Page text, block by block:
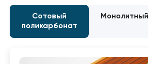
Сотовый
поликарбонат
Монолитный